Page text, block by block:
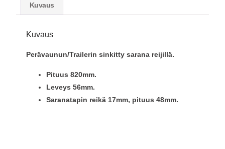
Kuvaus
Kuvaus
Perävaunun/Trailerin sinkitty sarana reijillä.
Pituus 820mm.
Leveys 56mm.
Saranatapin reikä 17mm, pituus 48mm.